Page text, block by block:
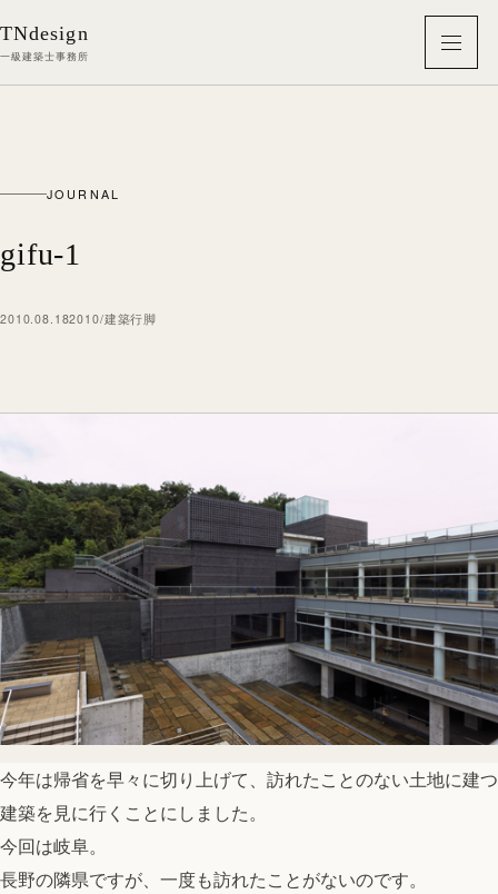
TNdesign
一級建築士事務所 メニ
JOURNAL
gifu-1
2010.08.182010/建築行脚
今年は帰省を早々に切り上げて、訪れたことのない土地に建つ
建築を見に行くことにしました。
今回は岐阜。
長野の隣県ですが、一度も訪れたことがないのです。